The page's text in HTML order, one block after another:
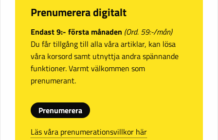
Prenumerera digitalt
Endast 9:- första månaden (Ord. 59:-/mån)
Du får tillgång till alla våra artiklar, kan lösa
våra korsord samt utnyttja andra spännande
funktioner. Varmt välkommen som
prenumerant.
Prenumerera
Läs våra prenumerationsvillkor här